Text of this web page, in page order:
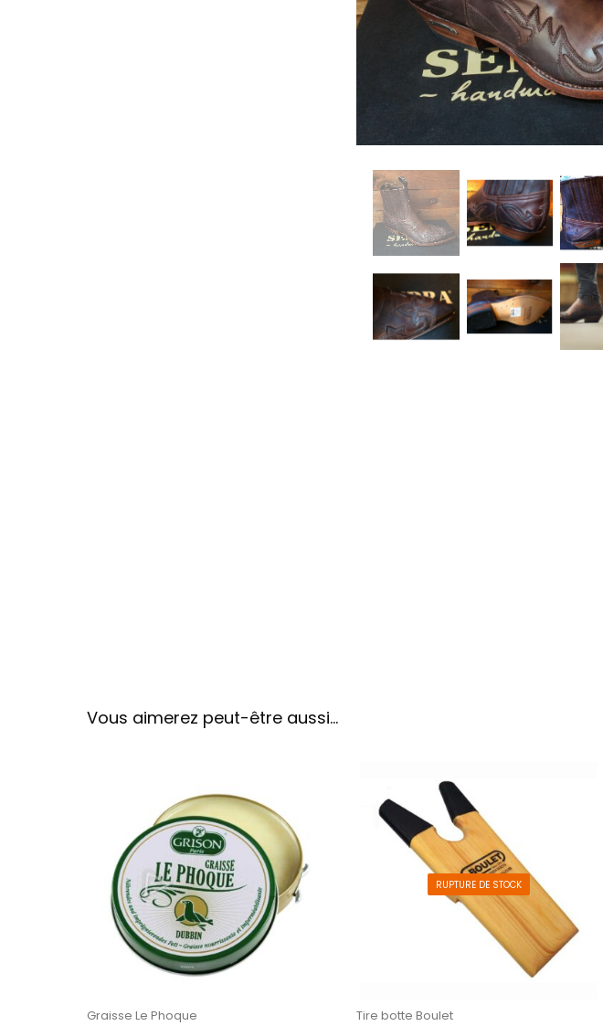
Vous aimerez peut-être aussi…
Graisse Le Phoque
RUPTURE DE STOCK
Tire botte Boulet